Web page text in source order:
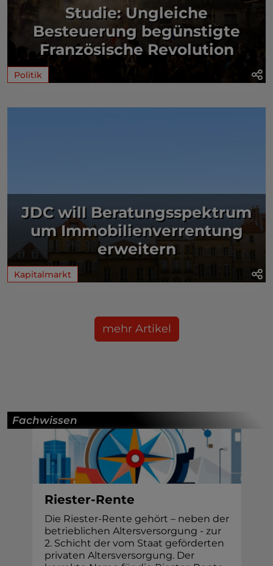
Studie: Ungleiche
Besteuerung begünstigte
Französische Revolution
Politik
JDC will Beratungsspektrum
um Immobilienverrentung
erweitern
Kapitalmarkt
mehr Artikel
Fachwissen
Riester-Rente
Die Riester-Rente gehört – neben der
betrieblichen Altersversorgung - zur
2. Schicht der vom Staat geförderten
privaten Altersversorgung. Der